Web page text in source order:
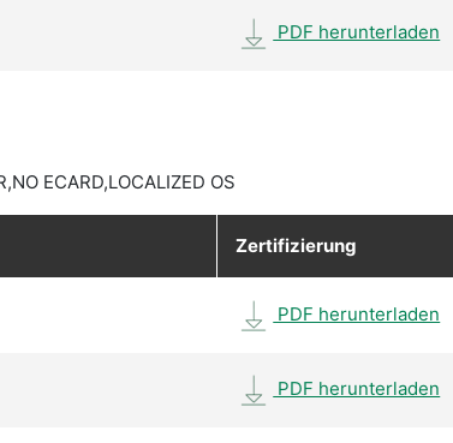
PDF herunterladen
ECARD,LOCALIZED OS
Zertifizierung
PDF herunterladen
PDF herunterladen